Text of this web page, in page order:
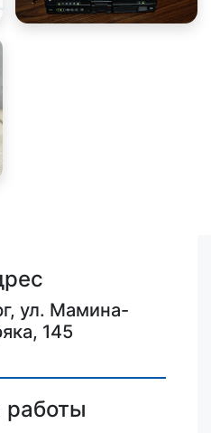
ул. Мамина-
145
работы